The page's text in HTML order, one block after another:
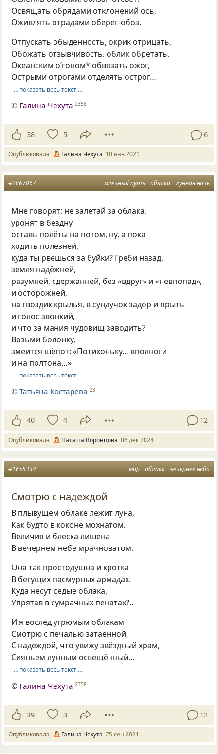
Освящать обрядами отклонений ось,
Оживлять отрадами оберег-обоз.
Отпускать обыденность, окрик отрицать,
Обожать отзывчивость, облик обретать.
Океанским о’гоном* обвязать ожог,
Острыми отрогами отделять острог…
… показать весь текст …
© Галина Чехута 2358
38 5 6
Опубликовала Галина Чехута 10 янв 2021
млечный путь облака лунная ночь
#2067067
Мне говорят: не залетай за облака,
уронят в бездну,
оставь полёты на потом, ну, а пока
ходить полезней,
куда ты рвёшься за буйки? Греби назад,
земля надёжней,
разумней, сдержанней, без «вдруг» и «невпопад»,
и осторожней,
на гвоздик крылья, в сундучок задор и прыть
и голос звонкий,
и что за мания чудовищ заводить?
Возьми болонку,
змеится шёпот: «Потихоньку… вполноги
и на полтона…»
… показать весь текст …
©Татьяна Костарева 23
40 4 12
Опубликовала Наташа Воронцова 06 дек 2024
мир облака вечернее небо
#1655334
Смотрю с надеждой
В плывущем облаке лежит луна,
Как будто в коконе мохнатом,
Величия и блеска лишена
В вечернем небе мрачноватом.
Она так простодушна и кротка
В бегущих пасмурных армадах.
Куда несут седые облака,
Упрятав в сумрачных пенатах?..
И я вослед угрюмым облакам
Смотрю с печалью затаённой,
С надеждой, что увижу звёздный храм,
Сияньем лунным освещённый…
… показать весь текст …
© Галина Чехута 2358
39 3 12
Опубликовала Галина Чехута 25 сен 2021